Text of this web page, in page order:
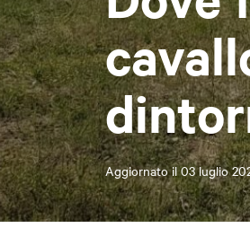
Aggiornato il03 luglio